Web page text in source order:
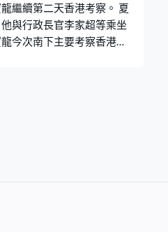
進
繼續第二天香港考察。 夏
與行政長官李家超等乘坐
今次南下主要考察香港對